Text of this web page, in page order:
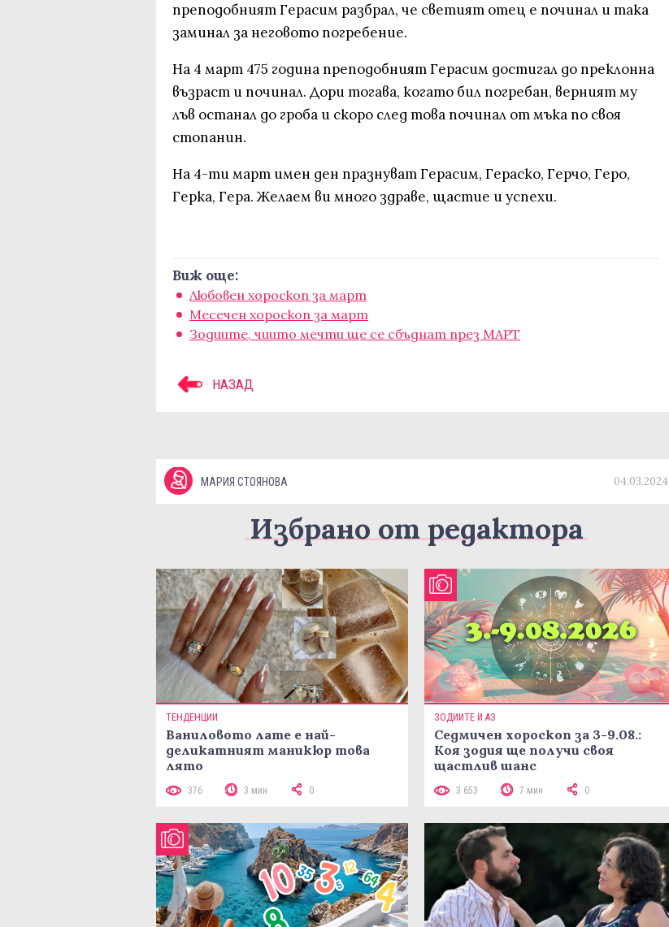
преподобният Герасим разбрал, че светият отец е починал и така
заминал за неговото погребение.
На 4 март 475 година преподобният Герасим достигал до преклонна
възраст и починал. Дори тогава, когато бил погребан, верният му
лъв останал до гроба и скоро след това починал от мъка по своя
стопанин.
На 4-ти март имен ден празнуват Герасим, Гераско, Герчо, Геро,
Герка, Гера. Желаем ви много здраве, щастие и успехи.
Виж още:
Любовен хороскоп за март
Месечен хороскоп за март
Зодиите, чиито мечти ще се сбъднат през МАРТ
НАЗАД
МАРИЯ СТОЯНОВА 04.03.2024
Избрано от редактора
ТЕНДЕНЦИИ
Ваниловото лате е най-
деликатният маникюр това
лято
376 3 мин 0
ЗОДИИТЕ И АЗ
Седмичен хороскоп за 3-9.08.:
Коя зодия ще получи своя
щастлив шанс
3 653 7 мин 0